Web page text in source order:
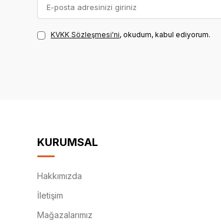
KVKK Sözleşmesi'ni, okudum, kabul ediyorum.
KURUMSAL
Hakkımızda
İletişim
Mağazalarımız